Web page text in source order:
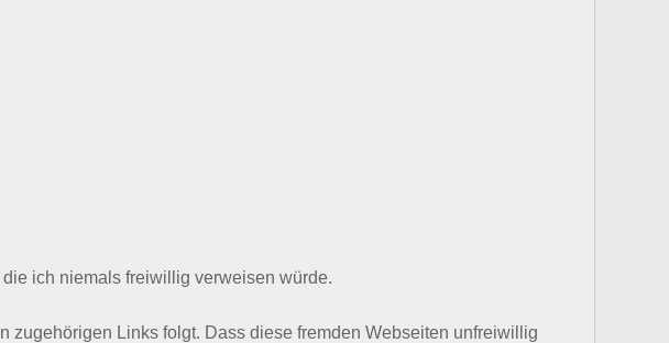
ich niemals freiwillig verweisen würde.
Links folgt. Dass diese fremden Webseiten unfreiwillig